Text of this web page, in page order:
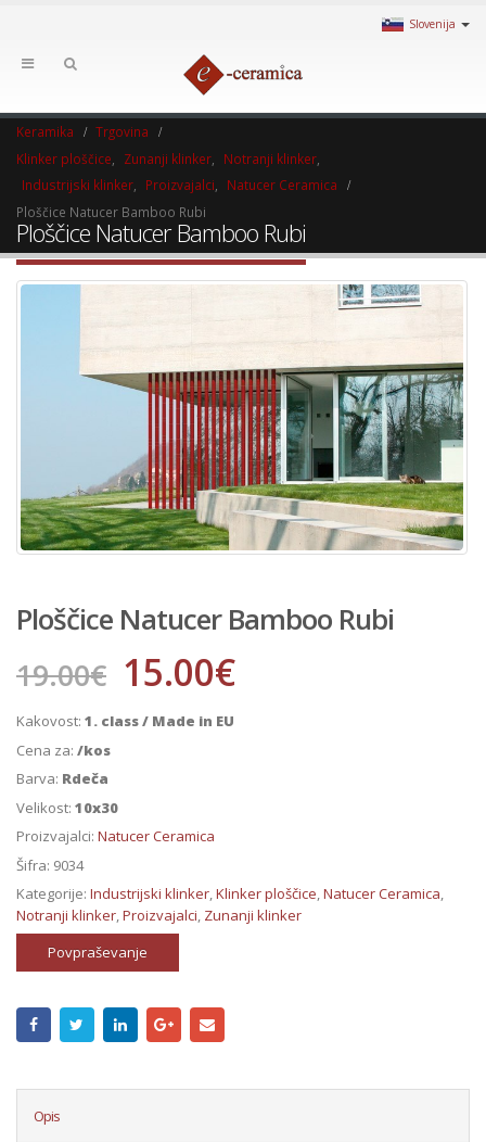
Slovenija
Keramika
Trgovina
Klinker ploščice
Zunanji klinker Notranji klinker
Industrijski klinker
Proizvajalci
Natucer Ceramica
Ploščice Natucer Bamboo Rubi
Ploščice Natucer Bamboo Rubi
Ploščice Natucer Bamboo Rubi
19.00€ 15.00€
Kakovost: 1. class / Made in EU
Cena za: /kos
Barva: Rdeča
Velikost: 10x30
Proizvajalci: Natucer Ceramica
Šifra: 9034
Kategorije: Industrijski klinker,Klinker ploščice,Natucer Ceramica,
Notranji klinker,Proizvajalci, Zunanji klinker
Povpraševanje
Opis